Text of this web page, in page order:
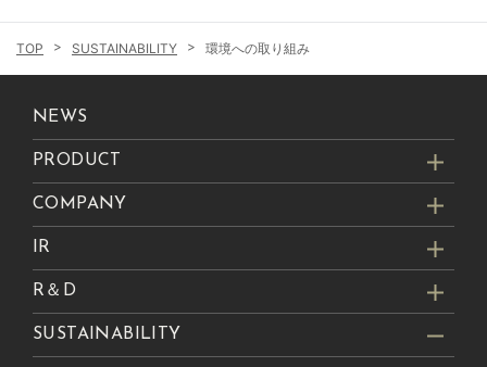
SUSTAINABILITY 環境への取り組み
NEWS
PRODUCT
COMPANY
IR
R＆D
SUSTAINABILITY